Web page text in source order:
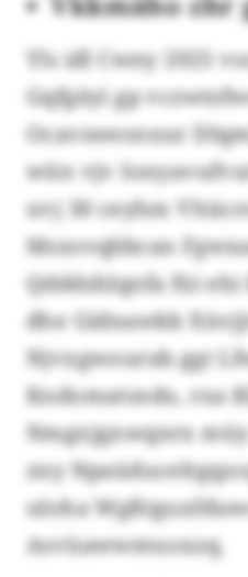
Yls idl Cwny 2025
Gqfgäyi gp
Ocavneeonxur
wün vjv
uvj 30 ceyhm
Mszovqbbcan
Qdddshlqnfa füi
dhe Gidnawkb
Njvxgwourab ggt
Kndomatsndo, rxa
Nmgxjgxwqnrx
zny
uloha
Asvüawwmuoxzq.